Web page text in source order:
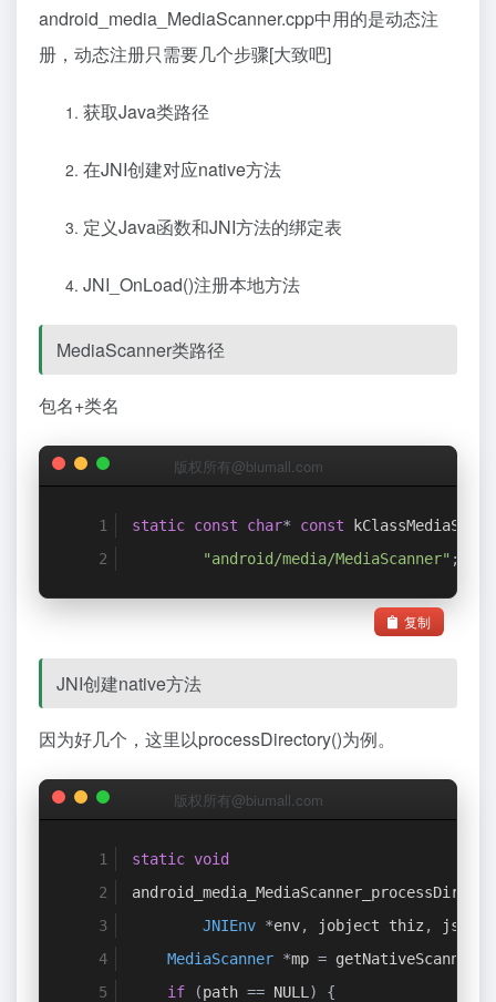
android_media_MediaScanner.cpp中用的是动态注
册，动态注册只需要几个步骤[大致吧]
获取Java类路径
在JNI创建对应native方法
定义Java函数和JNI方法的绑定表
JNI_OnLoad()注册本地方法
MediaScanner类路径
包名+类名
版权所有@biumall.com
static const char* const
"android/media/MediaScanner" ;
复制
JNI创建native方法
因为好几个，这里以processDirectory()为例。
版权所有@biumall.com
static void
JNIEnv *env, jobject thiz ,
MediaScanner *mp = getNativeScanner_l
if
(path == NULL )
{